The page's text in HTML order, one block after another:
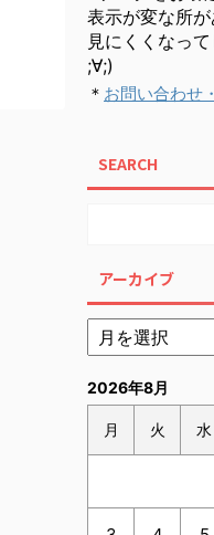
表示が変な所が
見にくくなっ
;∀;)
＊ お問い合わせ
SEARCH
アーカイブ
2026年8月
月 火 水